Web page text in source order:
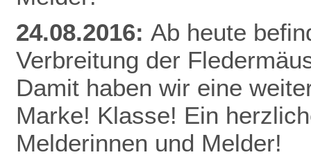
24.08.2016: Ab heute
Verbreitung der
Damit haben wir eine
Marke! Klasse! Ein
Melderinnen und Melder!